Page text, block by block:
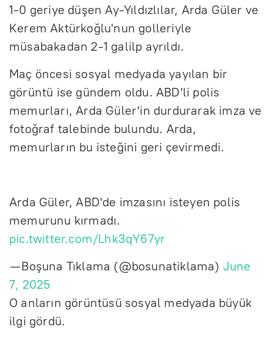
1-0 geriye düşen Ay-Yıldızlılar, Arda Güler ve
Kerem Aktürkoğlu'nun golleriyle
müsabakadan 2-1 galilp ayrıldı.
Maç öncesi sosyal medyada yayılan bir
görüntü ise gündem oldu. ABD'li polis
memurları, Arda Güler'in durdurarak imza ve
fotoğraf talebinde bulundu. Arda,
memurların bu isteğini geri çevirmedi.
Arda Güler, ABD'de imzasını isteyen polis
memurunu kırmadı.
pic.twitter.com/Lhk3qY67yr
— Boşuna Tıklama (@bosunatiklama) June
7, 2025
O anların görüntüsü sosyal medyada büyük
ilgi gördü.